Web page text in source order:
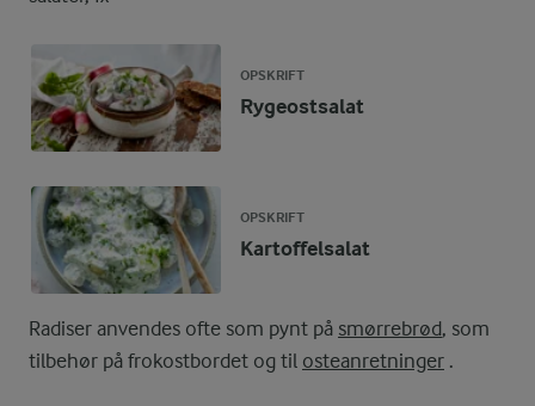
OPSKRIFT
Rygeostsalat
OPSKRIFT
Kartoffelsalat
Radiser anvendes ofte som pynt på smørrebrød, som
tilbehør på frokostbordet og til osteanretninger .